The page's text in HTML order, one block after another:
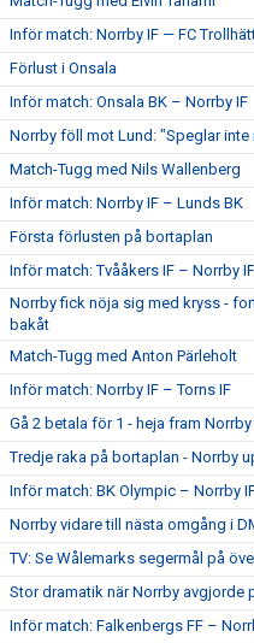
Inför match: Norrby IF — FC
Förlust i Onsala
Inför match: Onsala BK – Norrby IF
Norrby föll mot Lund: "Speglar inte
Match-Tugg med Nils Wallenberg
Inför match: Norrby IF – Lunds BK
Första förlusten på bortaplan
Inför match: Tvååkers IF – Norrby IF
Norrby fick nöja sig med kryss -
bakåt
Match-Tugg med Anton Pärleholt
Inför match: Norrby IF – Torns IF
Gå 2 betala för 1 - heja fram
Tredje raka på bortaplan - Norrby
Inför match: BK Olympic – Norrby
Norrby vidare till nästa omgång i
TV: Se Wålemarks segermål på
Stor dramatik när Norrby avgjorde
Inför match: Falkenbergs FF –